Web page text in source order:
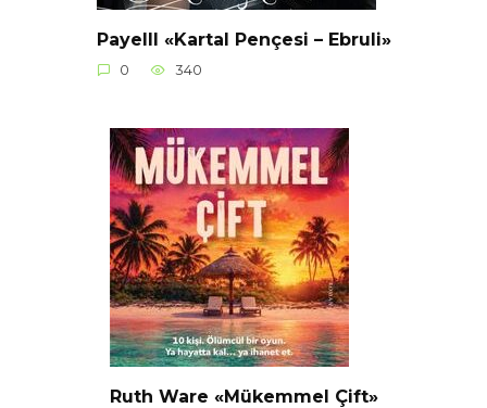
Payelll «Kartal Pençesi – Ebruli»
0 340
Ruth Ware «Mükemmel Çift»